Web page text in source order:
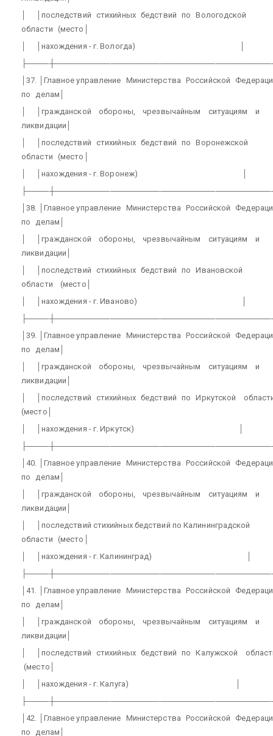
│последствий стихийных бедствий по
Вологодской
области (место│
│нахождения - г. Вологда)
│37. │Главное управление Министерства Российской
по
делам│
│гражданской обороны, чрезвычайным ситуациям
и
ликвидации│
│последствий стихийных бедствий по
Воронежской
области (место│
│нахождения - г. Воронеж)
│38. │Главное управление Министерства Российской
по
делам│
│гражданской обороны, чрезвычайным ситуациям
и
ликвидации│
│последствий стихийных бедствий по
Ивановской
области
(место│
│нахождения - г. Иваново)
│39. │Главное управление Министерства Российской
по
делам│
│гражданской обороны, чрезвычайным ситуациям
и
ликвидации│
│последствий стихийных бедствий по Иркутской
(место│
│нахождения - г. Иркутск)
│40. │Главное управление Министерства Российской
по
делам│
│гражданской обороны, чрезвычайным ситуациям
и
ликвидации│
│последствий стихийных бедствий по Калининградской
области (место│
│нахождения - г. Калининград)
│41. │Главное управление Министерства Российской
по
делам│
│гражданской обороны, чрезвычайным ситуациям
и
ликвидации│
│последствий стихийных бедствий по Калужской
(место│
│нахождения - г. Калуга)
│42. │Главное управление Министерства Российской
по
делам│